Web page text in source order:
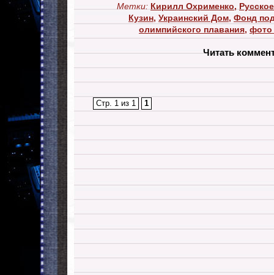
Метки: Кирилл Охрименко,
Кузин, Украинский Дом, Фонд
олимпийского плавания, фото
Читать
Стр. 1 из 1 1